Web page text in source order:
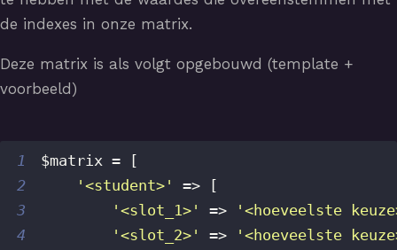
de indexes in onze matrix.
Deze matrix is als volgt opgebouwd (template +
voorbeeld)
1 $matrix =
[
2
'<student>' =>
[
3
'<slot_1>' =>
'<hoeveelste
4
'<slot_2>' =>
'<hoeveelste